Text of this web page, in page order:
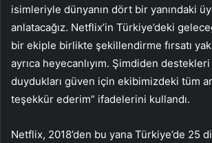
isimleriyle dünyanın dört bir yanındaki
anlatacağız. Netflix’in Türkiye’deki
bir ekiple birlikte şekillendirme fırsatı
ayrıca heyecanlıyım. Şimdiden
duydukları güven için ekibimizdeki tüm
teşekkür ederim” ifadelerini kullandı.
Netflix, 2018’den bu yana Türkiye’de 25